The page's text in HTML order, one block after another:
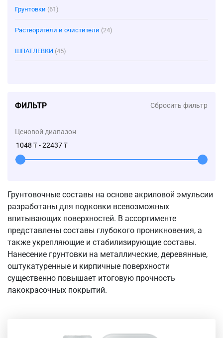
Грунтовки (61)
Растворители и очистители (24)
ШПАТЛЕВКИ (45)
ФИЛЬТР Сбросить фильтр
Ценовой диапазон
Грунтовочные составы на основе акриловой эмульсии
разработаны для подковки всевозможных
впитывающих поверхностей. В ассортименте
представлены составы глубокого проникновения, а
также укрепляющие и стабилизирующие составы.
Нанесение грунтовки на металлические, деревянные,
оштукатуренные и кирпичные поверхности
существенно повышает итоговую прочность
лакокрасочных покрытий.